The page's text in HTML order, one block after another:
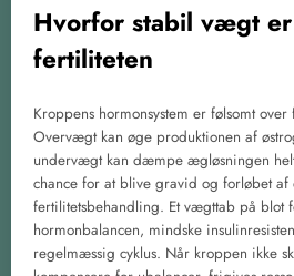
Hvorfor stabil vægt
fertiliteten
Kroppens hormonsystem er følsomt
Overvægt kan øge produktionen af
undervægt kan dæmpe ægløsningen
chance for at blive gravid og forløbet af
fertilitetsbehandling. Et vægttab på blot
hormonbalancen, mindske
regelmæssig cyklus. Når kroppen ikke